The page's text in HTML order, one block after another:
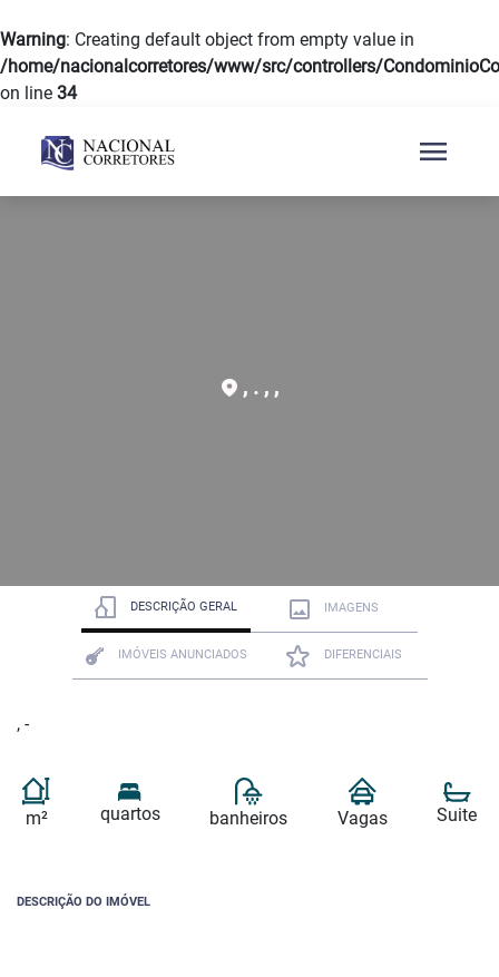
Warning: Creating default object from empty value in
/home/nacionalcorretores/www/src/controllers/
on line 34
menu
, . , ,
DESCRIÇÃO GERAL IMAGENS
IMÓVEIS ANUNCIADOS DIFERENCIAIS
, -
m² quartos banheiros Vagas Suite
DESCRIÇÃO DO IMÓVEL